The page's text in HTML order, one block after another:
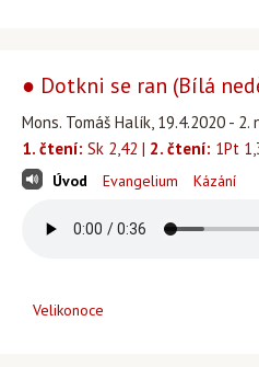
● Dotkni se ran (Bílá
Mons. Tomáš Halík, 19.4.2020 -
1. čtení: Sk 2,42 | 2. čtení: 1Pt
Úvod Evangelium Kázání
Velikonoce